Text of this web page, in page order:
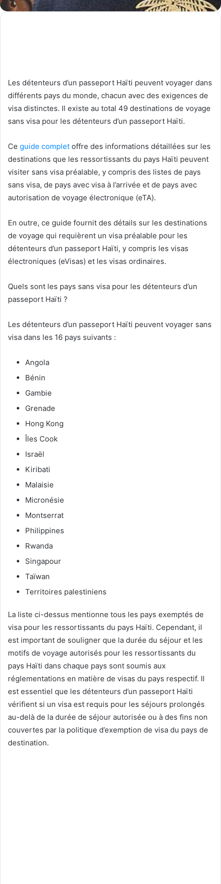
Les détenteurs d’un passeport Haïti peuvent voyager dans
différents pays du monde, chacun avec des exigences de
visa distinctes. Il existe au total 49 destinations de voyage
sans visa pour les détenteurs d’un passeport Haïti.
Ce guide complet offre des informations détaillées sur les
destinations que les ressortissants du pays Haïti peuvent
visiter sans visa préalable, y compris des listes de pays
sans visa, de pays avec visa à l’arrivée et de pays avec
autorisation de voyage électronique (eTA).
En outre, ce guide fournit des détails sur les destinations
de voyage qui requièrent un visa préalable pour les
détenteurs d’un passeport Haïti, y compris les visas
électroniques (eVisas) et les visas ordinaires.
Quels sont les pays sans visa pour les détenteurs d’un
passeport Haïti ?
Les détenteurs d’un passeport Haïti peuvent voyager sans
visa dans les 16 pays suivants :
Angola
Bénin
Gambie
Grenade
Hong Kong
Îles Cook
Israël
Kiribati
Malaisie
Micronésie
Montserrat
Philippines
Rwanda
Singapour
Taïwan
Territoires palestiniens
La liste ci-dessus mentionne tous les pays exemptés de
visa pour les ressortissants du pays Haïti. Cependant, il
est important de souligner que la durée du séjour et les
motifs de voyage autorisés pour les ressortissants du
pays Haïti dans chaque pays sont soumis aux
réglementations en matière de visas du pays respectif. Il
est essentiel que les détenteurs d’un passeport Haïti
vérifient si un visa est requis pour les séjours prolongés
au-delà de la durée de séjour autorisée ou à des fins non
couvertes par la politique d’exemption de visa du pays de
destination.